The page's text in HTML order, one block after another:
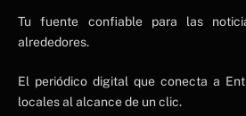
NE
NEWS ELEMENTOR
Tu fuente confiable para las
alrededores.
El periódico digital que conecta a
locales al alcance de un clic.